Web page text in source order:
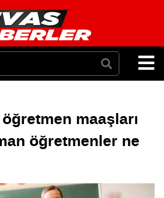
maaşları
öğretmenler ne